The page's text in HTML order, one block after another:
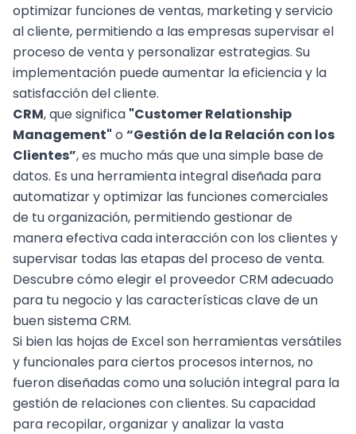
optimizar funciones de ventas, marketing y servicio
al cliente, permitiendo a las empresas supervisar el
proceso de venta y personalizar estrategias. Su
implementación puede aumentar la eficiencia y la
satisfacción del cliente.
CRM, que significa "Customer Relationship
Management" o “Gestión de la Relación con los
Clientes”, es mucho más que una simple base de
datos. Es una herramienta integral diseñada para
automatizar y optimizar las funciones comerciales
de tu organización, permitiendo gestionar de
manera efectiva cada interacción con los clientes y
supervisar todas las etapas del proceso de venta.
Descubre cómo elegir el proveedor CRM adecuado
para tu negocio y las características clave de un
buen sistema CRM.
Si bien las hojas de Excel son herramientas versátiles
y funcionales para ciertos procesos internos, no
fueron diseñadas como una solución integral para la
gestión de relaciones con clientes. Su capacidad
para recopilar, organizar y analizar la vasta